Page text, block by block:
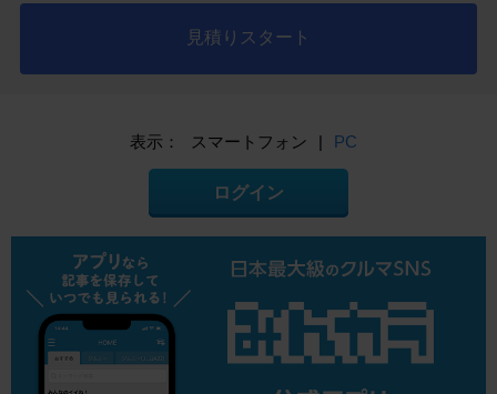
見積りスタート
表示： スマートフォン | PC
ログイン